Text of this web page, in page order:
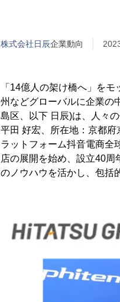
株式会社日辰企業動向
「14億人の架け橋へ」を
州などグローバルに企業の
島区、以下 日辰)は、人々
平田 好宏、所在地：京都
ラットフォーム抖音電商全
店の展開を始め、設立40周
のノウハウを活かし、包括